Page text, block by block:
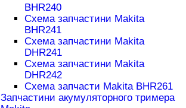
BHR240
Схема запчастини Makita
BHR241
Схема запчастини Makita
DHR241
Схема запчастини Makita
DHR242
Схема запчасти Makita BHR261
Запчастини акумуляторного тримера